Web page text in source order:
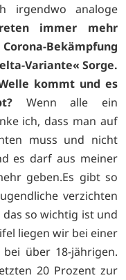
irgendwo analoge
immer mehr
Bekämpfung
Variante« Sorge.
kommt und es
Wenn alle ein
ich, dass man auf
muss und nicht
es darf aus meiner
geben.Es gibt so
verzichten
das so wichtig ist und
liegen wir bei einer
über 18-jährigen.
20 Prozent zur